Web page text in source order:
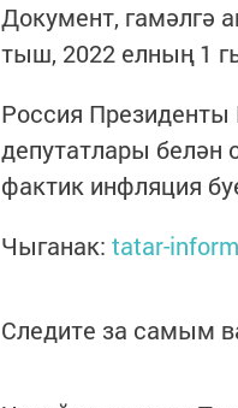
Документ, гамәлгә
тыш, 2022 елның 1
Россия
депутатлары белән
фактик инфляция
Чыганак: tatar-
Следите за самым